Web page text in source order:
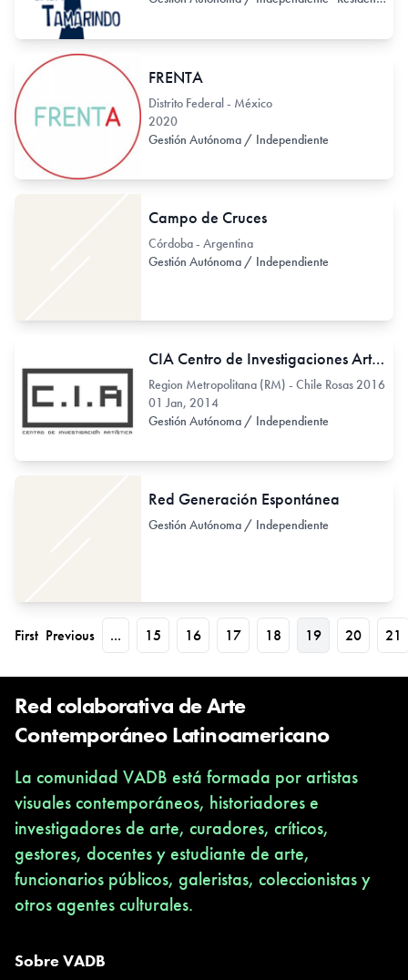
FRENTA
Distrito Federal - México
2020
Gestión Autónoma / Independiente
Campo de Cruces
Córdoba - Argentina
Gestión Autónoma / Independiente
CIA Centro de Investigaciones Artísticas Santiago
Region Metropolitana (RM) - Chile Rosas 2016
01 Jan, 2014
Gestión Autónoma / Independiente
Red Generación Espontánea
Gestión Autónoma / Independiente
First Previous ... 15 16 17 18 19 20 21
Red colaborativa de Arte
Contemporáneo Latinoamericano
La comunidad VADB está formada por artistas
visuales contemporáneos, historiadores e
investigadores de arte, curadores, críticos,
gestores, docentes y estudiante de arte,
funcionarios públicos, galeristas, coleccionistas y
otros agentes culturales.
Sobre VADB